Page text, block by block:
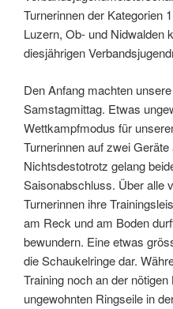
Turnerinnen der Kategorien
Luzern, Ob- und Nidwalden
diesjährigen
Den Anfang machten
Samstagmittag. Etwas
Wettkampfmodus für
Turnerinnen auf zwei
Nichtsdestotrotz gelang
Saisonabschluss. Über alle
Turnerinnen ihre
am Reck und am Boden
bewundern. Eine etwas
die Schaukelringe dar.
Training noch an der
ungewohnten Ringseile in